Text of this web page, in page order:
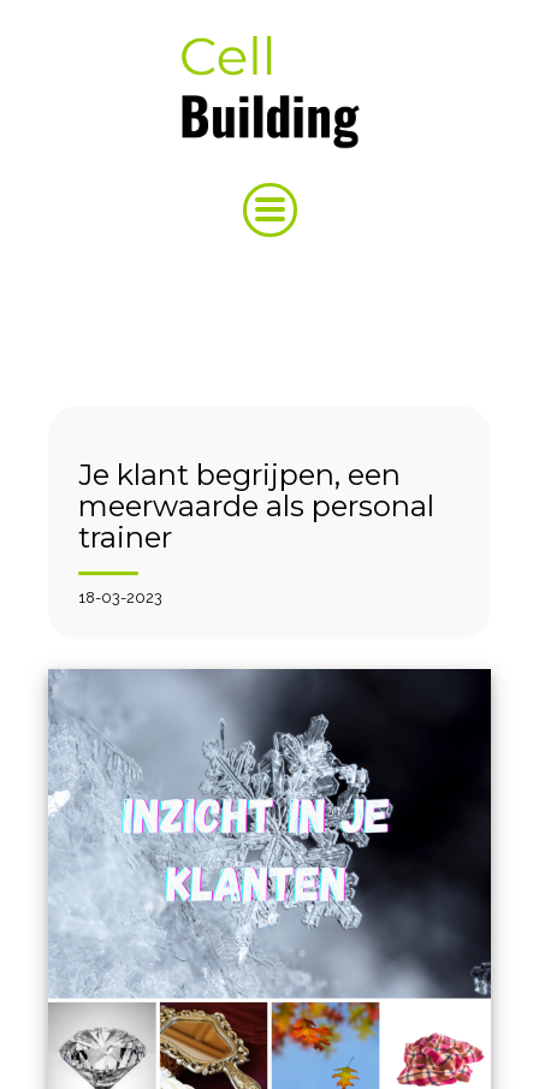
Je klant begrijpen, een
meerwaarde als personal
trainer
18-03-2023